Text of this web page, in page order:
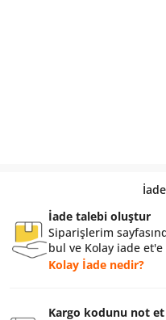
İade talebi oluştur
Siparişlerim
bul ve Kolay iade et'e
Kolay İade nedir?
Kargo kodunu not et